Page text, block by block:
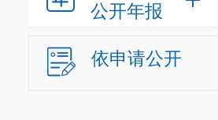
公开年报
依申请公开